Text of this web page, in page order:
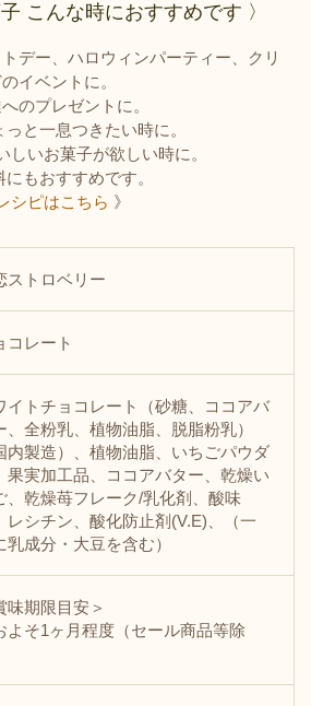
こんな時におすすめです 〉
デー、ハロウィンパーティー、クリ
イベントに。
のプレゼントに。
と一息つきたい時に。
いお菓子が欲しい時に。
もおすすめです。
シピはこちら 》
ストロベリー
コレート
イトチョコレート（砂糖、ココアバ
、全粉乳、植物油脂、脱脂粉乳）
内製造）、植物油脂、いちごパウダ
果実加工品、ココアバター、乾燥い
、乾燥苺フレーク/乳化剤、酸味
レシチン、酸化防止剤(V.E)、（一
乳成分・大豆を含む）
味期限目安＞
よそ1ヶ月程度（セール商品等除